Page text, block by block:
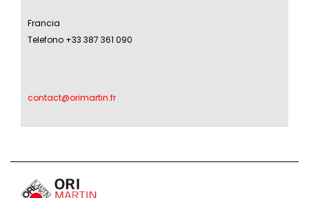
Francia
Telefono +33 387 361 090
contact@orimartin.fr